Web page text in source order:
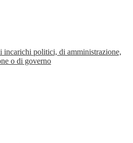
incarichi politici, di amministrazione,
o di governo